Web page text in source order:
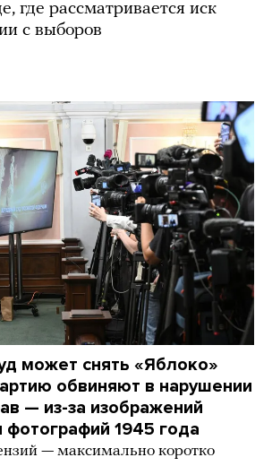
где рассматривается иск
с выборов
может снять «Яблоко»
обвиняют в нарушении
— из-за изображений
фотографий 1945 года
— максимально коротко